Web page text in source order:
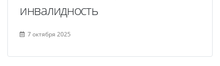
инвалидность
7 октября 2025